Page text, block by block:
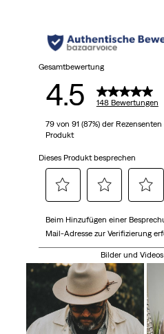
Gesamtbewertung
4.5 148 Bewertungen
79 von 91 (87%) der
Produkt
Dieses Produkt besprechen
Sie
diese
um
den
Artikel
mit
Sie
diese
Option,
um
den
Artikel
mit
2
Sie
diese
Option,
um
den
Artikel
mit
3
Beim Hinzufügen einer
Mail-Adresse zur Verifizierung
Bilder und